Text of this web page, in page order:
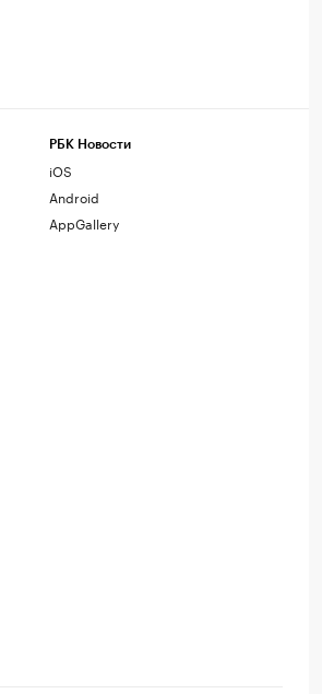
РБК Новости
iOS
Android
AppGallery